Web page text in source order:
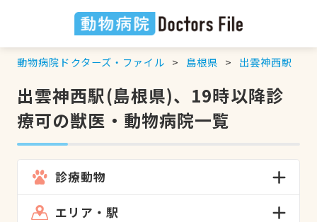
動物病院ドクターズ・ファイル 島根県 出雲神西駅
出雲神西駅(島根県)、19時以降診
療可の獣医・動物病院一覧
診療動物
エリア・駅